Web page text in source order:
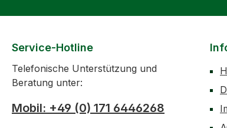
Service-Hotline
Telefonische Unterstützung und
Beratung unter:
Mobil: +49 (0) 171 6446268